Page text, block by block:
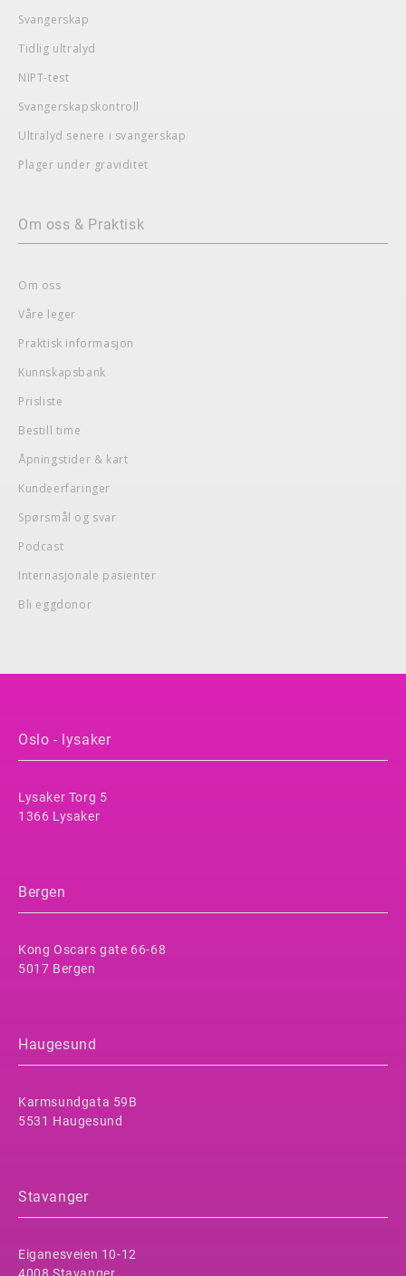
Svangerskap
Tidlig ultralyd
NIPT-test
Svangerskapskontroll
Ultralyd senere i svangerskap
Plager under graviditet
Om oss & Praktisk
Om oss
Våre leger
Praktisk informasjon
Kunnskapsbank
Prisliste
Bestill time
Åpningstider & kart
Kundeerfaringer
Spørsmål og svar
Podcast
Internasjonale pasienter
Bli eggdonor
Oslo - lysaker
Lysaker Torg 5
1366 Lysaker
Bergen
Kong Oscars gate 66-68
5017 Bergen
Haugesund
Karmsundgata 59B
5531 Haugesund
Stavanger
Eiganesveien 10-12
4008 Stavanger